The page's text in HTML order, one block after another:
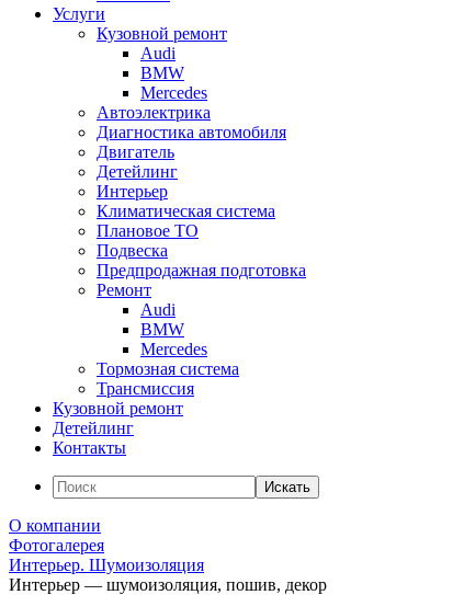
Услуги
Кузовной ремонт
Audi
BMW
Mercedes
Автоэлектрика
Диагностика автомобиля
Двигатель
Детейлинг
Интерьер
Климатическая система
Плановое ТО
Подвеска
Предпродажная подготовка
Ремонт
Audi
BMW
Mercedes
Тормозная система
Трансмиссия
Кузовной ремонт
Детейлинг
Контакты
Искать
О компании
Фотогалерея
Интерьер. Шумоизоляция
Интерьер — шумоизоляция, пошив, декор